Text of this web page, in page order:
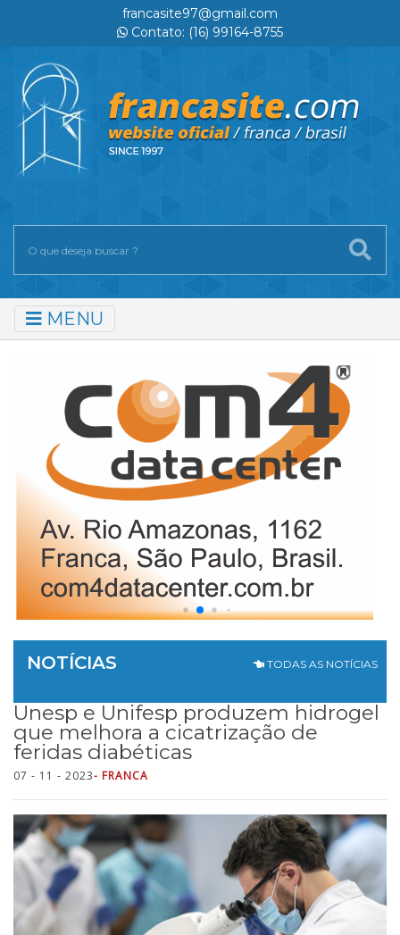
francasite97@gmail.com
Contato: (16) 99164-8755
MENU
NOTÍCIAS TODAS AS NOTÍCIAS
Unesp e Unifesp produzem hidrogel
que melhora a cicatrização de
feridas diabéticas
07 - 11 - 2023- FRANCA